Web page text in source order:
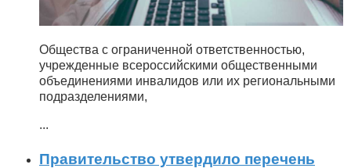
Общества с ограниченной ответственностью,
учрежденные всероссийскими общественными
объединениями инвалидов или их региональными
подразделениями,
...
Правительство утвердило перечень